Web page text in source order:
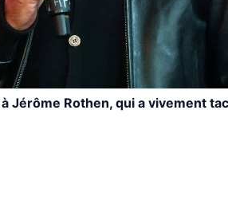
Jérôme Rothen, qui a vivement